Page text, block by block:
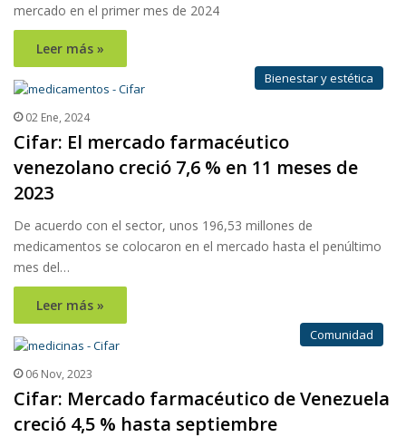
mercado en el primer mes de 2024
Leer más »
Bienestar y estética
02 Ene, 2024
Cifar: El mercado farmacéutico
venezolano creció 7,6 % en 11 meses de
2023
De acuerdo con el sector, unos 196,53 millones de
medicamentos se colocaron en el mercado hasta el penúltimo
mes del…
Leer más »
Comunidad
06 Nov, 2023
Cifar: Mercado farmacéutico de Venezuela
creció 4,5 % hasta septiembre